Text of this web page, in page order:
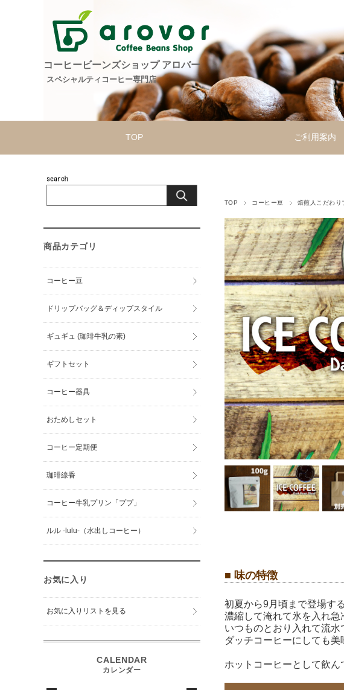
コーヒービーンズショップ アロバー
スペシャルティコーヒー専門店
TOP ご利用案内
TOP コーヒー豆 焙煎人こだわり
■ 味の特徴
初夏から9月頃まで登場す
濃縮して淹れて氷を入れ急
いつものとおり入れて流水
ダッチコーヒーにしても美
ホットコーヒーとして飲
商品カテゴリ
コーヒー豆
ドリップバッグ＆ディップスタイル
ギュギュ (珈琲牛乳の素)
ギフトセット
コーヒー器具
おためしセット
コーヒー定期便
珈琲線香
コーヒー牛乳プリン「ププ」
ルル -lulu-（水出しコーヒー）
お気に入り
お気に入りリストを見る